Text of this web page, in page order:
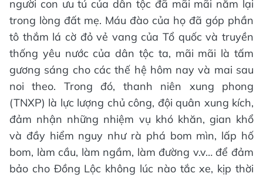
người con ưu tú của dân tộc đã mãi mãi nằm lại
trong lòng đất mẹ. Máu đào của họ đã góp phần
tô thắm lá cờ đỏ vẻ vang của Tổ quốc và truyền
thống yêu nước của dân tộc ta, mãi mãi là tấm
gương sáng cho các thế hệ hôm nay và mai sau
noi theo. Trong đó, thanh niên xung phong
(TNXP) là lực lượng chủ công, đội quân xung kích,
đảm nhận những nhiệm vụ khó khăn, gian khổ
và đầy hiểm nguy như rà phá bom mìn, lấp hố
bom, làm cầu, làm ngầm, làm đường v.v… để đảm
bảo cho Đồng Lộc không lúc nào tắc xe, kịp thời